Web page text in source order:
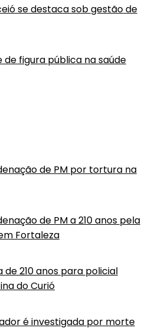
se destaca sob gestão de
figura pública na saúde
de PM por tortura na
de PM a 210 anos pela
Fortaleza
210 anos para policial
do Curió
é investigada por morte